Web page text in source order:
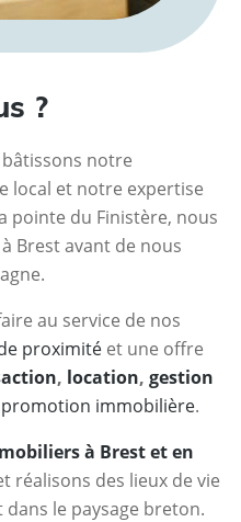
?
notre
local et notre expertise
pointe du Finistère, nous
Brest avant de nous
au service de nos
proximité et une offre
, location, gestion
promotion immobilière.
à Brest et en
réalisons des lieux de vie
le paysage breton.